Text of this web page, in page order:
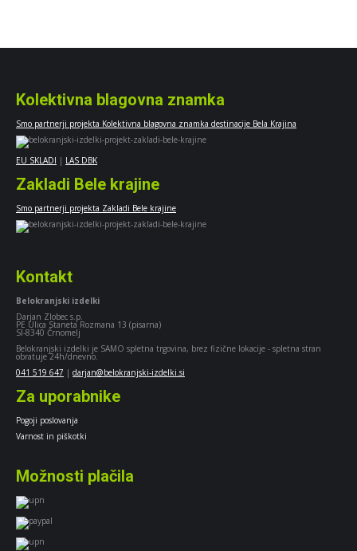
Kolektivna blagovna znamka
Smo partnerji projekta Kolektivna blagovna znamka destinacije Bela Krajina
EU SKLADI | LAS DBK
Zakladi Bele krajine
Smo partnerji projekta Zakladi Bele krajine
Kontakt
Belokranjski izdelki
Darjan Zlobec s.p.
PE Ulica Staneta Rozmana 13 (pisarna)
SI-8340 Črnomelj
Belokranjski izdelki je SAMO spletna trgovina, brez fizične lokacije - spletna stran
obratuje 24h/dnevno.
041 519 647 | darjan@belokranjski-izdelki.si
Za uporabnike
Pogoji poslovanja
Varnost in piškotki
Možnosti plačila